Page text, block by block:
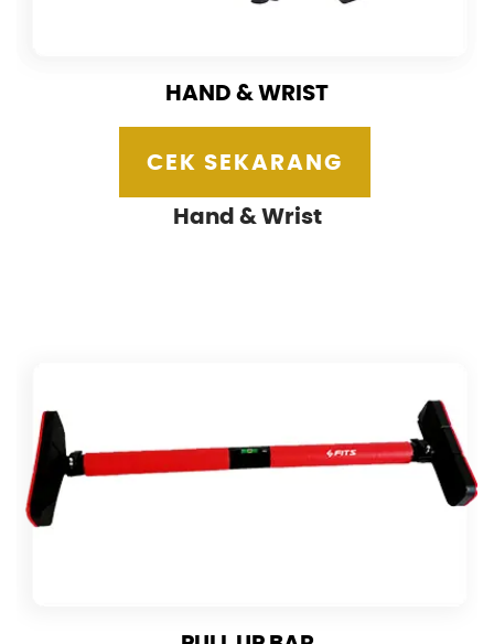
HAND & WRIST
CEK SEKARANG
Hand & Wrist